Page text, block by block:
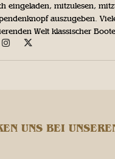
eingeladen, mitzulesen,
auszugeben.
Welt klassischer Boote.
UNS BEI